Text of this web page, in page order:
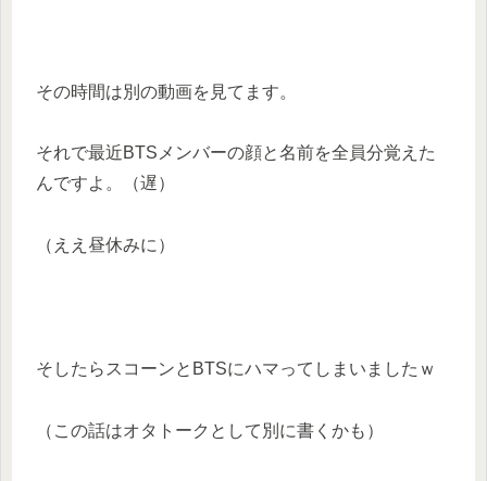
その時間は別の動画を見てます。
それで最近BTSメンバーの顔と名前を全員分覚えた
んですよ。（遅）
（ええ昼休みに）
そしたらスコーンとBTSにハマってしまいましたｗ
（この話はオタトークとして別に書くかも）